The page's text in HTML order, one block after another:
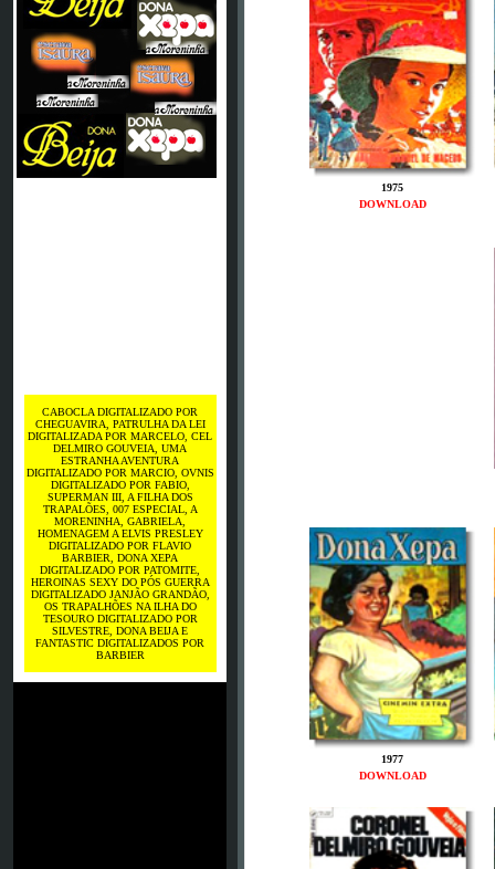
CABOCLA DIGITALIZADO POR
CHEGUAVIRA, PATRULHA DA LEI
DIGITALIZADA POR MARCELO, CEL
DELMIRO GOUVEIA, UMA
ESTRANHA AVENTURA
DIGITALIZADO POR MARCIO, OVNIS
DIGITALIZADO POR FABIO,
SUPERMAN III, A FILHA DOS
TRAPALÕES, 007 ESPECIAL, A
MORENINHA, GABRIELA,
HOMENAGEM A ELVIS PRESLEY
DIGITALIZADO POR FLAVIO
BARBIER, DONA XEPA
DIGITALIZADO POR PATOMITE,
HEROINAS SEXY DO PÓS GUERRA
DIGITALIZADO JANJÃO GRANDÃO,
OS TRAPALHÕES NA ILHA DO
TESOURO DIGITALIZADO POR
SILVESTRE, DONA BEIJA E
FANTASTIC DIGITALIZADOS POR
BARBIER
1975
DOWNLOAD
1977
DOWNLOAD